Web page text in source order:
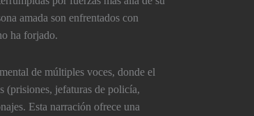
amada son enfrentados con
ha forjado.
de múltiples voces, donde el
(prisiones, jefaturas de policí­a,
Esta narración ofrece una